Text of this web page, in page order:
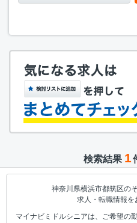
検索結果 1
神奈川県横浜市都筑区の
求人・転職情報を
マイナビミドルシニアは、ご希望の